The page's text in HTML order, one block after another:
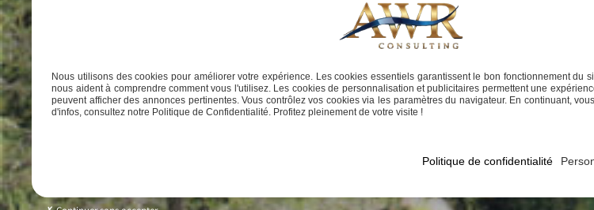
Nous utilisons des cookies pour améliorer votre expérience. Les cookies essentiels garantissent le bon fonctionnement du
nous aident à comprendre comment vous l'utilisez. Les cookies de personnalisation et publicitaires permettent une
peuvent afficher des annonces pertinentes. Vous contrôlez vos cookies via les paramètres du navigateur. En continuant,
d'infos, consultez notre Politique de Confidentialité. Profitez pleinement de votre visite !
Politique de confidentialité